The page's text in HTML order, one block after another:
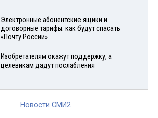
Электронные абонентские ящики и
договорные тарифы: как будут спасать
«Почту России»
Изобретателям окажут поддержку, а
целевикам дадут послабления
Новости СМИ2